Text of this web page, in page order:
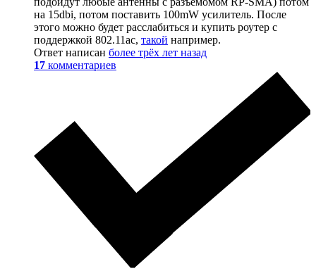
на 15dbi, потом поставить 100mW усилитель. После
этого можно будет расслабиться и купить роутер с
поддержкой 802.11ac, такой например.
Ответ написан более трёх лет назад
17 комментариев